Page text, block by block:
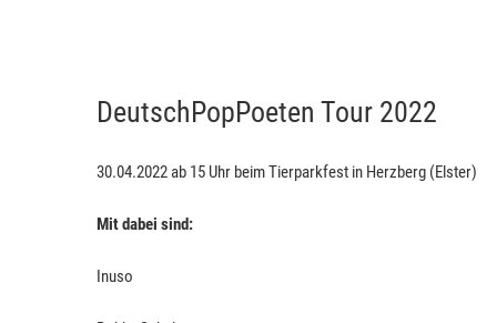
DeutschPopPoeten Tour 2022
30.04.2022 ab 15 Uhr beim Tierparkfest in Herzberg (Elster)
Mit dabei sind:
Inuso